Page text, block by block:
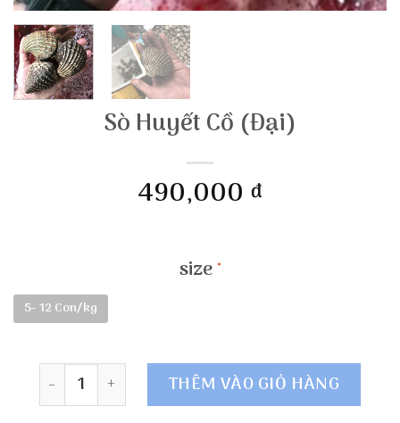
Sò Huyết Cồ (Đại)
490,000 đ
size
5- 12 Con/kg
Số lượng THÊM VÀO GIỎ HÀNG